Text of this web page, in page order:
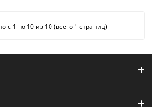
с 1 по 10 из 10 (всего 1 страниц)